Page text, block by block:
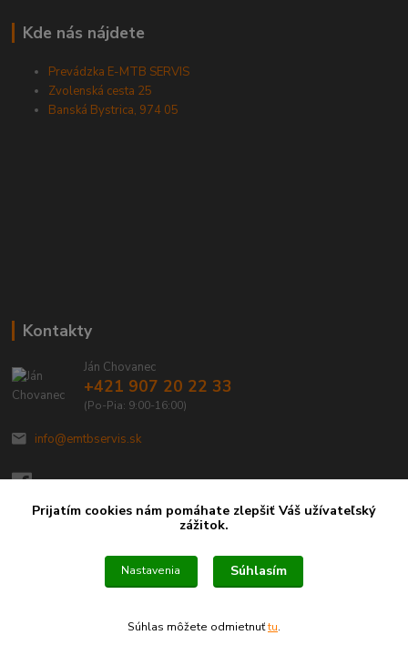
Kde nás nájdete
Prevádzka E-MTB SERVIS
Zvolenská cesta 25
Banská Bystrica, 974 05
Kontakty
Ján Chovanec
+421 907 20 22 33
(Po-Pia: 9:00-16:00)
info@emtbservis.sk
Prijatím cookies nám pomáhate zlepšiť Váš užívateľský
zážitok.
Nastavenia Súhlasím
Súhlas môžete odmietnuťtu.